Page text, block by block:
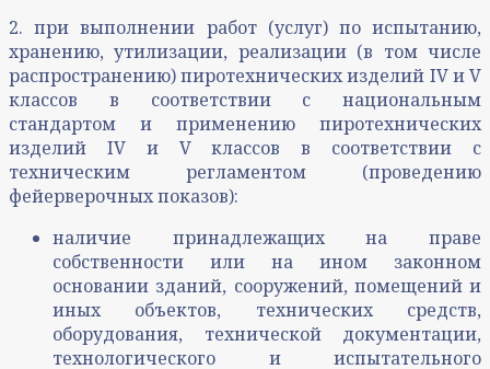
2. при выполнении работ (услуг) по испытанию,
хранению, утилизации, реализации (в том числе
распространению) пиротехнических изделий IV и V
классов в соответствии с национальным
стандартом и применению пиротехнических
изделий IV и V классов в соответствии с
техническим регламентом (проведению
фейерверочных показов):
наличие принадлежащих на праве
собственности или на ином законном
основании зданий, сооружений, помещений и
иных объектов, технических средств,
оборудования, технической документации,
технологического и испытательного